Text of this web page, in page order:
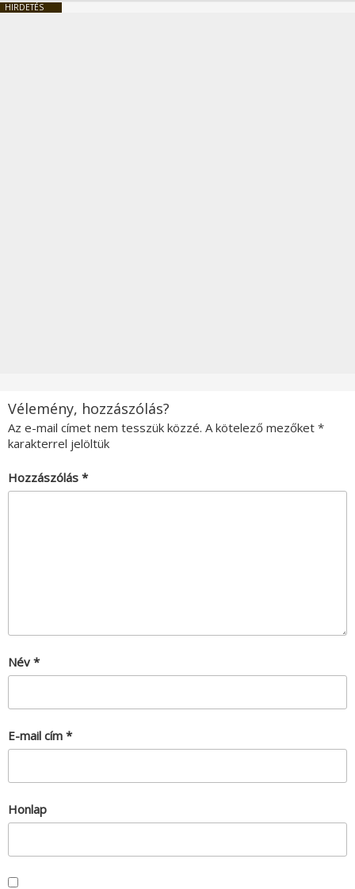
HIRDETÉS
Vélemény, hozzászólás?
Az e-mail címet nem tesszük közzé. A kötelező mezőket *
karakterrel jelöltük
Hozzászólás *
Név *
E-mail cím *
Honlap